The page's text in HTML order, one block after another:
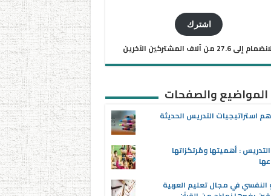
اشترك
إلى 27.6 من آلاف المشتركين الآخرين
المواضيع والصفحات
استراتيجيات التدريس الحديثة
: أهميتها ومُرتكزاتها
النفسي في مجال تعليم العربية